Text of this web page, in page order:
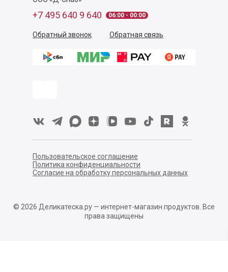
+7 495 640 9 640 06:00 - 00:00
Обратный звонок Обратная связь
Пользовательское соглашение
Политика конфиденциальности
Согласие на обработку персональных данных
© 2026 Деликатеска.ру — интернет-магазин продуктов. Все
права защищены